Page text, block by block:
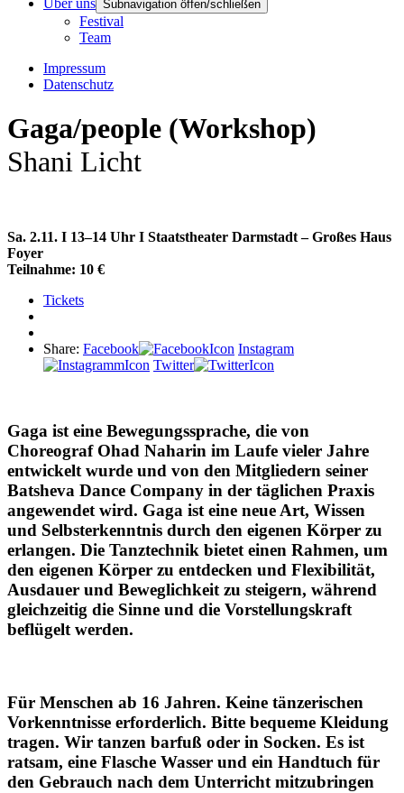
Über uns Subnavigation öffen/schließen
Festival
Team
Impressum
Datenschutz
Gaga/people (Workshop)
Shani Licht
Sa. 2.11. I 13–14 Uhr I Staatstheater Darmstadt – Großes Haus
Foyer
Teilnahme: 10 €
Tickets
Share: Facebook
Instagram
Twitter
Gaga ist eine Bewegungssprache, die von
Choreograf Ohad Naharin im Laufe vieler Jahre
entwickelt wurde und von den Mitgliedern seiner
Batsheva Dance Company in der täglichen Praxis
angewendet wird. Gaga ist eine neue Art, Wissen
und Selbsterkenntnis durch den eigenen Körper zu
erlangen. Die Tanztechnik bietet einen Rahmen, um
den eigenen Körper zu entdecken und Flexibilität,
Ausdauer und Beweglichkeit zu steigern, während
gleichzeitig die Sinne und die Vorstellungskraft
beflügelt werden.
Für Menschen ab 16 Jahren. Keine tänzerischen
Vorkenntnisse erforderlich. Bitte bequeme Kleidung
tragen. Wir tanzen barfuß oder in Socken. Es ist
ratsam, eine Flasche Wasser und ein Handtuch für
den Gebrauch nach dem Unterricht mitzubringen